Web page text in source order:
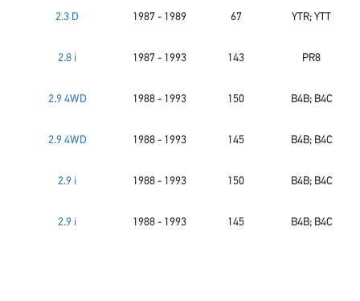
2.3 D 1987 - 1989 67 YTR; YTT
2.8 i 1987 - 1993 143 PR8
2.9 4WD 1988 - 1993 150 B4B; B4C
2.9 4WD 1988 - 1993 145 B4B; B4C
2.9 i 1988 - 1993 150 B4B; B4C
2.9 i 1988 - 1993 145 B4B; B4C